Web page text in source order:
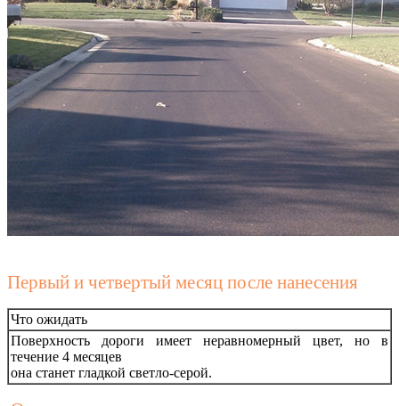
Первый и четвертый месяц после нанесения
Что ожидать
Поверхность дороги имеет неравномерный цвет, но в
течение 4 месяцев
она станет гладкой светло-серой.